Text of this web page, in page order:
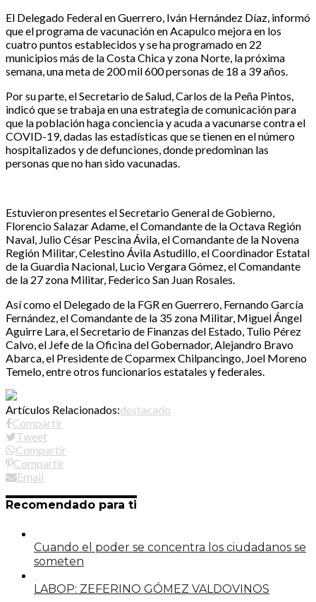
El Delegado Federal en Guerrero, Iván Hernández Díaz, informó
que el programa de vacunación en Acapulco mejora en los
cuatro puntos establecidos y se ha programado en 22
municipios más de la Costa Chica y zona Norte, la próxima
semana, una meta de 200 mil 600 personas de 18 a 39 años.
Por su parte, el Secretario de Salud, Carlos de la Peña Pintos,
indicó que se trabaja en una estrategia de comunicación para
que la población haga conciencia y acuda a vacunarse contra el
COVID-19, dadas las estadísticas que se tienen en el número
hospitalizados y de defunciones, donde predominan las
personas que no han sido vacunadas.
Estuvieron presentes el Secretario General de Gobierno,
Florencio Salazar Adame, el Comandante de la Octava Región
Naval, Julio César Pescina Ávila, el Comandante de la Novena
Región Militar, Celestino Ávila Astudillo, el Coordinador Estatal
de la Guardia Nacional, Lucio Vergara Gómez, el Comandante
de la 27 zona Militar, Federico San Juan Rosales.
Así como el Delegado de la FGR en Guerrero, Fernando García
Fernández, el Comandante de la 35 zona Militar, Miguel Ángel
Aguirre Lara, el Secretario de Finanzas del Estado, Tulio Pérez
Calvo, el Jefe de la Oficina del Gobernador, Alejandro Bravo
Abarca, el Presidente de Coparmex Chilpancingo, Joel Moreno
Temelo, entre otros funcionarios estatales y federales.
Artículos Relacionados:destacado
Compartir
Tweet
Compartir
Compartir
Email
Recomendado para ti
Cuando el poder se concentra los ciudadanos se
someten
LABOP: ZEFERINO GÓMEZ VALDOVINOS